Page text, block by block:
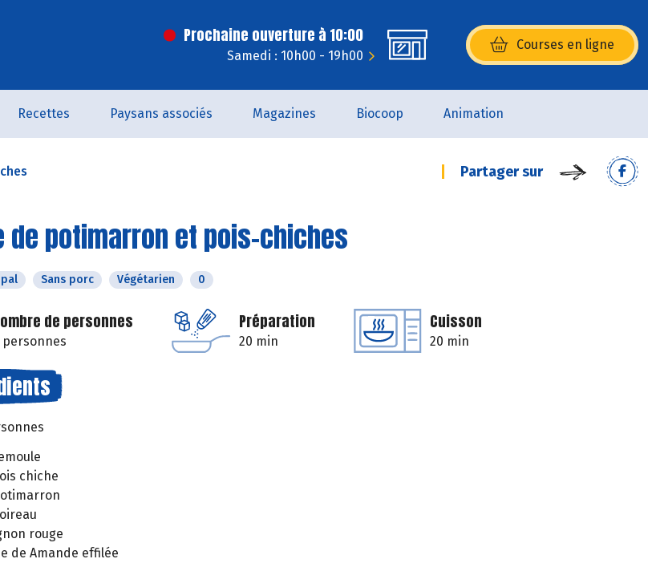
Prochaine ouverture à 10:00
Samedi : 10h00 - 19h00
Courses en ligne
(s’ouvre dans une nouvelle
Recettes Paysans associés Magazines Biocoop Animation
Partager sur
de potimarron et pois-chiches
Sans porc Végétarien 0
de personnes
personnes
Préparation
20 min
Cuisson
20 min
chiche
rouge
de Amande effilée